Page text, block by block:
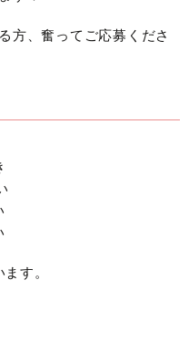
方、奮ってご応募くださ
す。